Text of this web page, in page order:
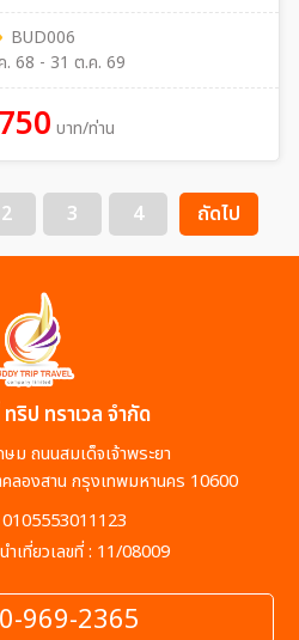
BUD006
. 68 - 31 ต.ค. 69
750 บาท/ท่าน
2 3 4 ถัดไป
ริป ทราเวล จำกัด
ม ถนนสมเด็จเจ้าพระยา
คลองสาน กรุงเทพมหานคร 10600
เที่ยวเลขที่ : 11/08009
969-2365